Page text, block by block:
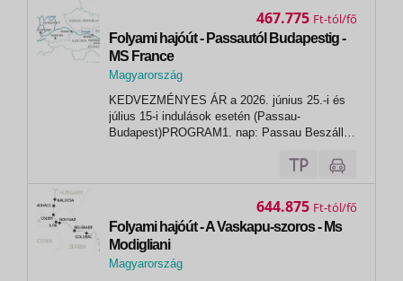
Folyami hajóút - Passautól Budapestig -
MS France
Magyarország
Budapest
KEDVEZMÉNYES ÁR a 2026. június 25.-i és
július 15-i indulások esetén (Passau-
Budapest)PROGRAM1. nap: Passau Beszállás
Engelhartszell gyönyörű vidéke felé. 2. nap:
Melk - Dürnstein - BécsA Duna egyik legszebb
467.775 Ft
Folyami hajóút - A Vaskapu-szoros - Ms
Modigliani
Magyarország
644.875 Ft